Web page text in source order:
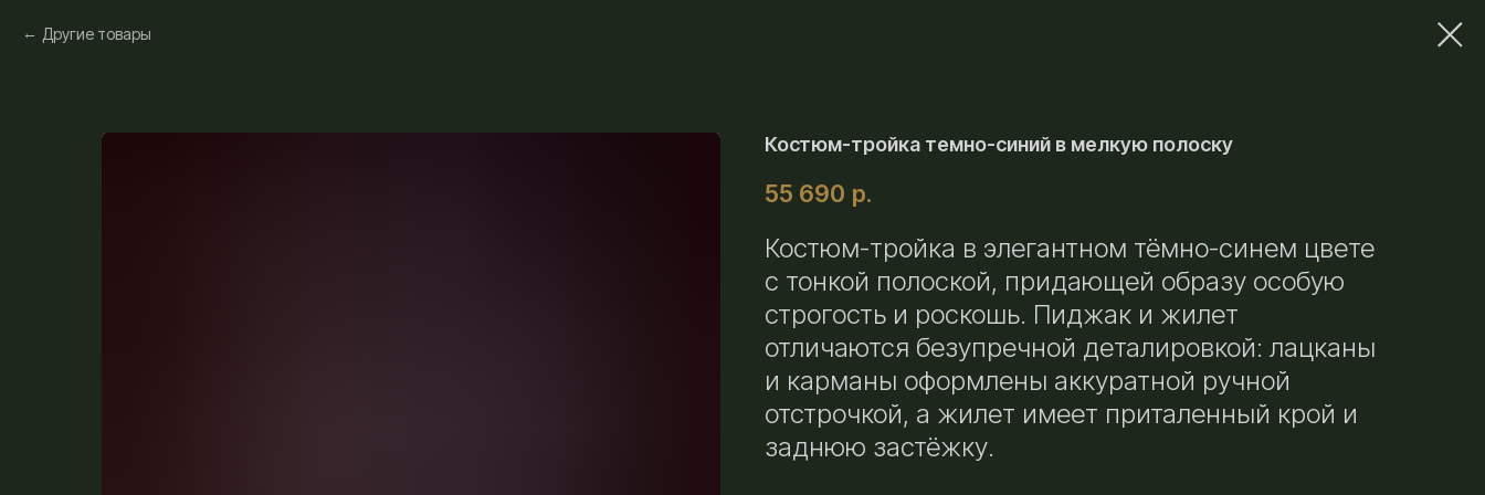
Другие товары
Костюм-тройка темно-синий в мелкую полоску
55 690 р.
Костюм-тройка в элегантном тёмно-синем цвете
с тонкой полоской, придающей образу особую
строгость и роскошь. Пиджак и жилет
отличаются безупречной деталировкой: лацканы
и карманы оформлены аккуратной ручной
отстрочкой, а жилет имеет приталенный крой и
заднюю застёжку.